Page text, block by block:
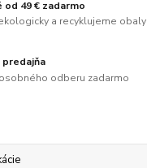
od 49 € zadarmo
a recyklujeme obaly
predajňa
odberu zadarmo